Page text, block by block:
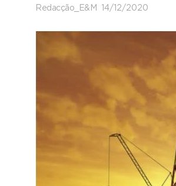
Redacção_E&M 14/12/2020